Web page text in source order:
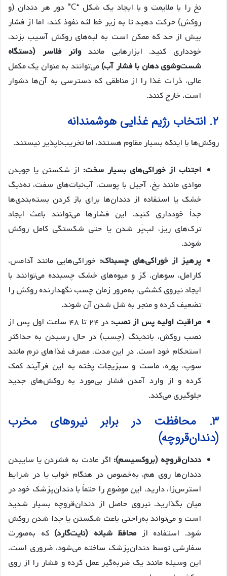
نخ را با ملایمت و با ایجاد یک شکل “C” دور هر دندان (و
روکش) حرکت دهید تا به زیر خط لثه نفوذ کند، اما از فشار
بیش از حد که ممکن است به لبه‌های روکش آسیب بزند،
خودداری کنید. ابزارهایی مانندواتر فلاسر (دستگاه
شست‌وشوی دهان با فشار آب)می‌توانند به عنوان یک مکمل
عالی، ذرات غذا را از مناطقی که دسترسی به آن‌ها دشوار
است، خارج کنند.
۲. انتخاب رژیم غذایی هوشمندانه
روکش‌ها با اینکه بسیار مقاوم هستند، اما تخریب‌ناپذیر نیستند.
اجتناب از خوراکی‌های بسیار سخت: از شکستن یا جویدن
موادی مانند یخ، آجیل با پوست، آب‌نبات‌های سفت، ته‌دیگ
خشک یا استفاده از دندان‌ها برای باز کردن بسته‌بندی‌ها
جداً خودداری کنید. این فشارها می‌توانند باعث ایجاد
ترک‌های ریز، لب‌پَر شدن یا حتی شکستگی کامل روکش
شوند.
پرهیز از خوراکی‌های چسبناک: خوراکی‌هایی مانند آدامس،
کارامل، سوهان، گز و میوه‌های خشک چسبنده می‌توانند با
ایجاد نیروی کششی، به‌مرور زمان چسب نگهدارنده روکش را
تضعیف کرده و منجر به شل شدن آن شوند.
مراقبت اولیه پس از نصب:
در ۲۴ تا ۴۸ ساعت اول پس از
نصب روکش، باندینگ (چسب) در حال رسیدن به حداکثر
استحکام خود است. در این مدت، مصرف غذاهای نرم مانند
سوپ، پوره، ماست و سبزیجات پخته به این فرآیند کمک
کرده و از وارد آمدن فشار بی‌مورد به روکش‌های جدید
جلوگیری می‌کند.
۳. محافظت در برابر نیروهای مخرب
(دندان‌قروچه)
دندان‌قروچه (بروکسیسم): اگر عادت به فشردن یا ساییدن
دندان‌ها روی هم، به‌خصوص در هنگام خواب یا در شرایط
استرس‌زا، دارید، این موضوع را حتماً با دندان‌پزشک خود در
میان بگذارید. نیروی حاصل از دندان‌قروچه بسیار شدید
است و می‌تواند به‌راحتی باعث شکستن یا جدا شدن روکش
شود. استفاده ازمحافظ شبانه (نایت‌گارد) که به‌صورت
سفارشی توسط دندان‌پزشک ساخته می‌شود، ضروری است.
این وسیله مانند یک ضربه‌گیر عمل کرده و فشار را از روی